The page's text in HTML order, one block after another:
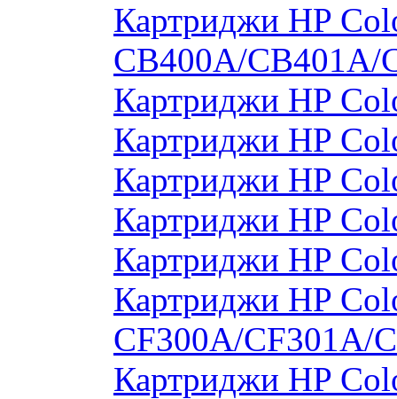
Картриджи HP
CB400A/CB401A/
Картриджи HP
Картриджи HP
Картриджи HP
Картриджи HP
Картриджи HP
Картриджи HP
CF300A/CF301A/
Картриджи HP